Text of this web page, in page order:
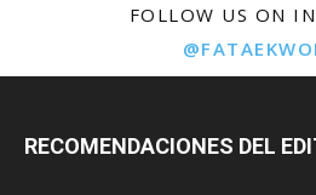
FOLLOW US ON
RECOMENDACIONES DEL